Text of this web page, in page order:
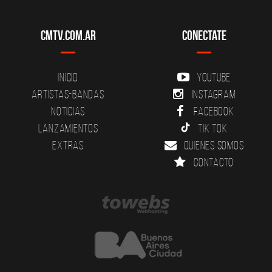
CMTV.com.ar
Inicio
Artistas-Bandas
Noticias
Lanzamientos
Extras
Conectate
YouTube
Instagram
Facebook
Tik Tok
Quienes somos
Contacto